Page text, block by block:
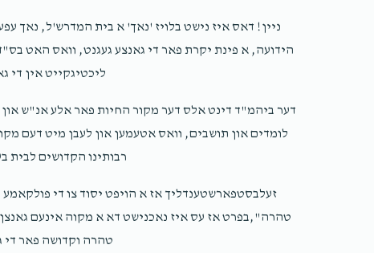
$0.45
ניין! דאס איז נישט בלויז 'נאך' א בית המדרש'ל, נאך
הידועה, א פינת יקרת פאר די גאנצע געגנט, וואס האט
ליכטיגקייט אין די
דער ביהמ"ד דינט אלס דער מקור החיות פאר אלע אנ"ש און
לומדים און תושבים, וואס אטעמען און לעבן מיט דעם
רבותינו הקדושים לבית
זעלבסטפארשטענדליך אז א הויפט יסוד צו די
טהרה",בפרט אז עס איז נאכנישט דא א מקוה אינעם גאנצן
טהרה וקדושה פאר די